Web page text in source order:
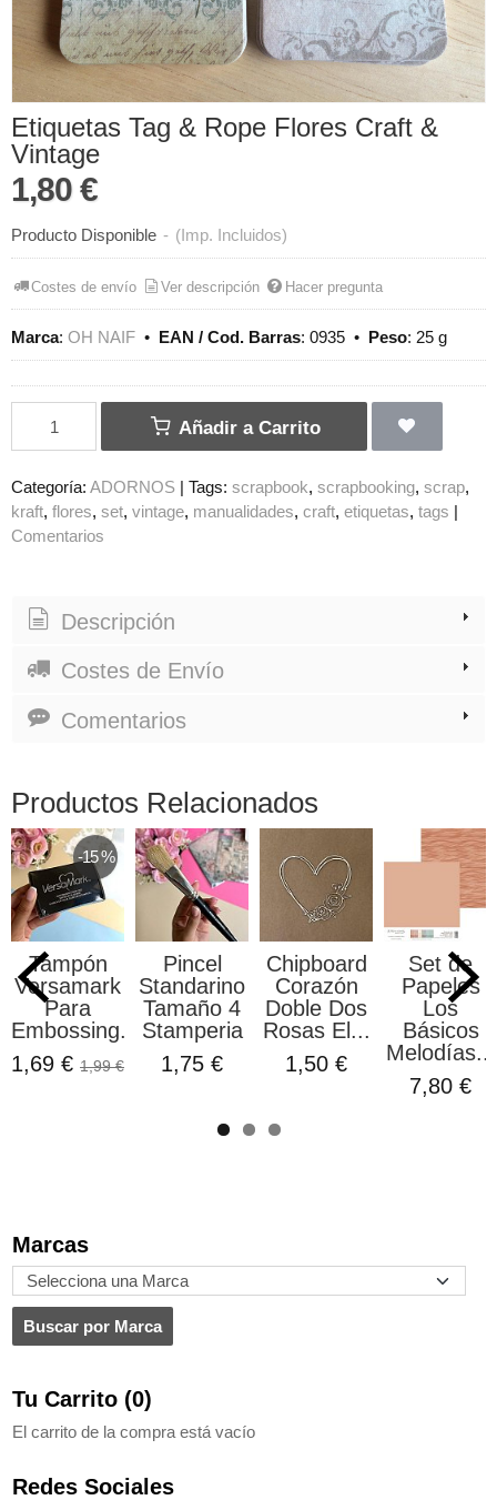
Marcas
Tu Carrito (0)
El carrito de la compra está vacío
Redes Sociales
Etiquetas Tag & Rope Flores Craft &
Vintage
1,80 €
Producto Disponible - (Imp. Incluidos)
Costes de envío Ver descripción Hacer pregunta
Marca: OH NAIF • EAN / Cod. Barras: 0935 • Peso: 25 g
Añadir a Carrito
Categoría: ADORNOS Tags: scrapbook scrapbooking scrap
kraft flores set vintage manualidades craft etiquetas tags
Comentarios
Descripción
Costes de Envío
Comentarios
Productos Relacionados
-15 %
Tampón
Versamark
Para
Embossing...
1,69 € 1,99 €
Pincel
Standarino
Tamaño 4
Stamperia
1,75 €
Chipboard
Corazón
Doble Dos
Rosas El...
1,50 €
Set de
Papeles
Los
Básicos
Melodías...
7,80 €